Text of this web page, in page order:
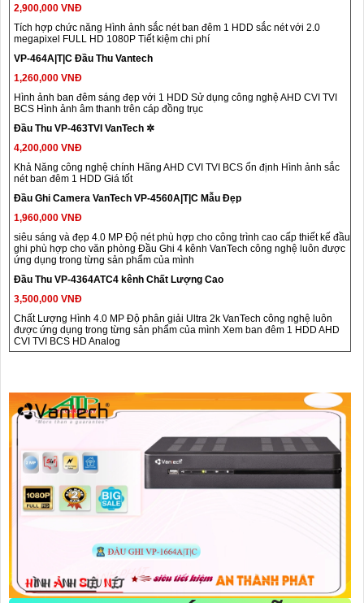
2,900,000 VNĐ
Tích hợp chức năng Hình ảnh sắc nét ban đêm 1 HDD sắc nét với 2.0
megapixel FULL HD 1080P Tiết kiệm chi phí
VP-464A|T|C Đầu Thu Vantech
1,260,000 VNĐ
Hình ảnh ban đêm sáng đẹp với 1 HDD Sử dụng công nghệ AHD CVI TVI
BCS Hình ảnh âm thanh trên cáp đồng trục
Đầu Thu VP-463TVI VanTech ✲
4,200,000 VNĐ
Khả Năng công nghệ chính Hãng AHD CVI TVI BCS ổn định Hình ảnh sắc
nét ban đêm 1 HDD Giá tốt
Đầu Ghi Camera VanTech VP-4560A|T|C Mẫu Đẹp
1,960,000 VNĐ
siêu sáng và đẹp 4.0 MP Độ nét phù hợp cho công trình cao cấp thiết kế đầu
ghi phù hợp cho văn phòng Đầu Ghi 4 kênh VanTech công nghệ luôn được
ứng dụng trong từng sản phẩm của mình
Đầu Thu VP-4364ATC4 kênh Chất Lượng Cao
3,500,000 VNĐ
Chất Lượng Hình 4.0 MP Độ phân giải Ultra 2k VanTech công nghệ luôn
được ứng dụng trong từng sản phẩm của mình Xem ban đêm 1 HDD AHD
CVI TVI BCS HD Analog